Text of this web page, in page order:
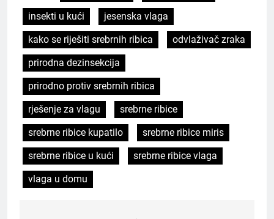
insekti u kući
jesenska vlaga
kako se riješiti srebrnih ribica
odvlaživač zraka
prirodna dezinsekcija
prirodno protiv srebrnih ribica
rješenje za vlagu
srebrne ribice
srebrne ribice kupatilo
srebrne ribice miris
srebrne ribice u kući
srebrne ribice vlaga
vlaga u domu